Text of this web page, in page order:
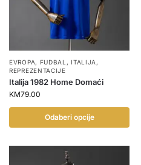
EVROPA, FUDBAL ,ITALIJA ,
REPREZENTACIJE
Italija 1982 Home Domaći
KM79.00
Odaberi opcije